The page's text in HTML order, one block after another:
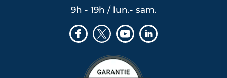
9h - 19h / lun.- sam.